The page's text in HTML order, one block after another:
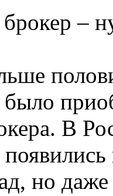
–
В
но